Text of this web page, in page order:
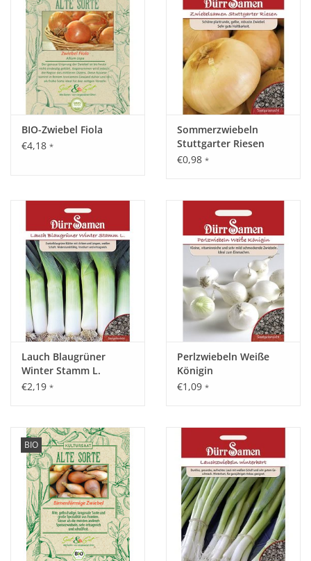
BIO-Zwiebel Fiola
€4,18 *
Sommerzwiebeln
Stuttgarter Riesen
€0,98 *
Lauch Blaugrüner
Winter Stamm L.
€2,19 *
Perlzwiebeln Weiße
Königin
€1,09 *
BIO